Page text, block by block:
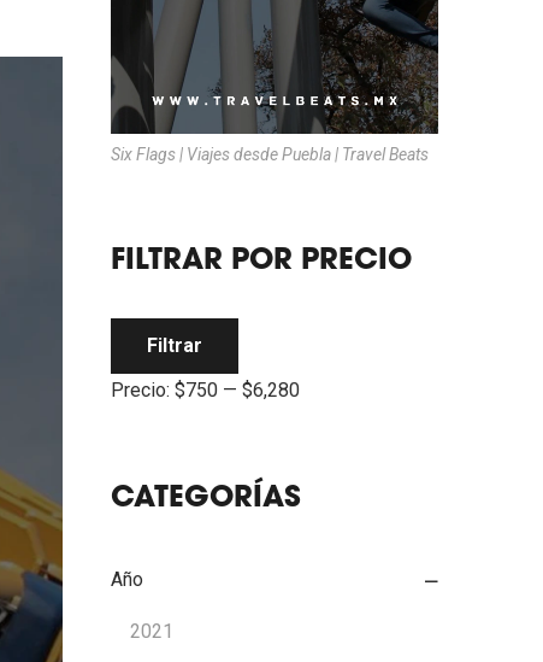
Six Flags | Viajes desde Puebla | Travel Beats
FILTRAR POR PRECIO
Filtrar
Precio: $750— $6,280
CATEGORÍAS
Año
2021